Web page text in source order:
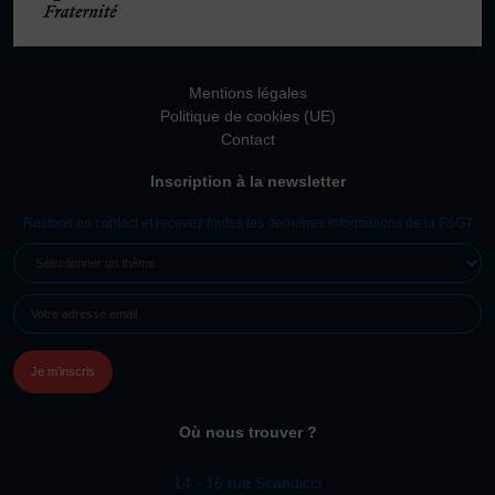
Vivicittà
ACTUALITÉS
JE SOUHAITE M’AFFILIER
Prise de licence
JE SOUHAITE TROUVER UN COMITÉ
JE SOUHAITE ADHÉRER
Affiliation
Honorabilité
Licence Omnisports
Certificat Médical
Mentions légales
Politique de cookies (UE)
Contact
Inscription à la newsletter
Restons en contact et recevez toutes les dernières informations de la FSGT
UN
(NÉCESSAIRE)
MAIL
Où nous trouver ?
14 - 16 rue Scandicci